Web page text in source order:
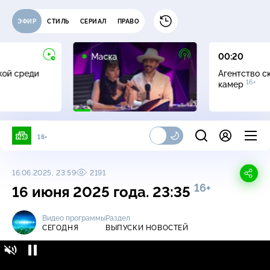
ЭФИР СТИЛЬ СЕРИАЛ ПРАВО
среди
Маска
00:20
Агентство
камер 16+
18+
16.06.2025, 23:59 2191
16 июня 2025 года. 23:35 16+
Видео программы
СЕГОДНЯ
Раздел
ВЫПУСКИ НОВОСТЕЙ